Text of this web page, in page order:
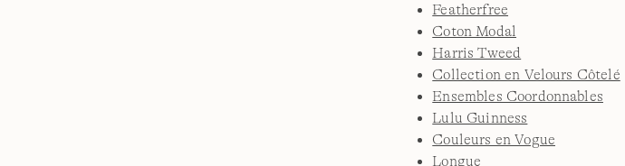
Featherfree
Coton Modal
Harris Tweed
Collection en Velours Côtelé
Ensembles Coordonnables
Lulu Guinness
Couleurs en Vogue
Longue